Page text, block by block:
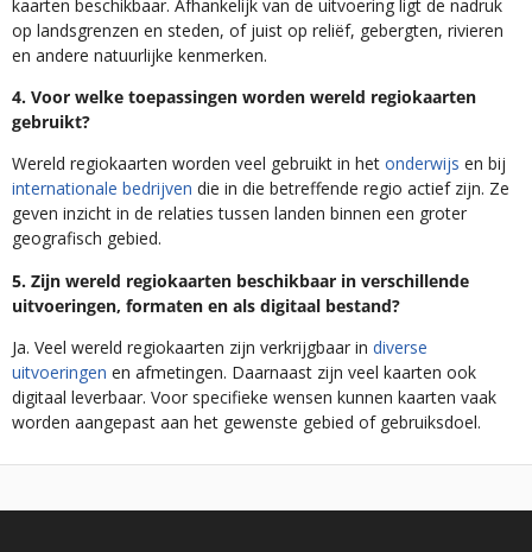
kaarten beschikbaar. Afhankelijk van de uitvoering ligt de nadruk
op landsgrenzen en steden, of juist op reliëf, gebergten, rivieren
en andere natuurlijke kenmerken.
4. Voor welke toepassingen worden wereld regiokaarten
gebruikt?
Wereld regiokaarten worden veel gebruikt in het onderwijs en bij
internationale bedrijven die in die betreffende regio actief zijn. Ze
geven inzicht in de relaties tussen landen binnen een groter
geografisch gebied.
5. Zijn wereld regiokaarten beschikbaar in verschillende
uitvoeringen, formaten en als digitaal bestand?
Ja. Veel wereld regiokaarten zijn verkrijgbaar in diverse
uitvoeringen en afmetingen. Daarnaast zijn veel kaarten ook
digitaal leverbaar. Voor specifieke wensen kunnen kaarten vaak
worden aangepast aan het gewenste gebied of gebruiksdoel.